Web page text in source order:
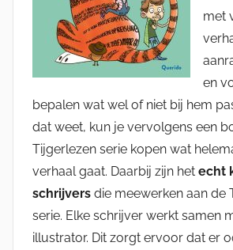
met
en
bepalen wat wel of niet bij hem
dat weet, kun je vervolgens een
Tijgerlezen serie kopen wat
verhaal gaat. Daarbij zijn het echt
schrijvers die meewerken aan de
serie. Elke schrijver werkt samen
illustrator. Dit zorgt ervoor dat er